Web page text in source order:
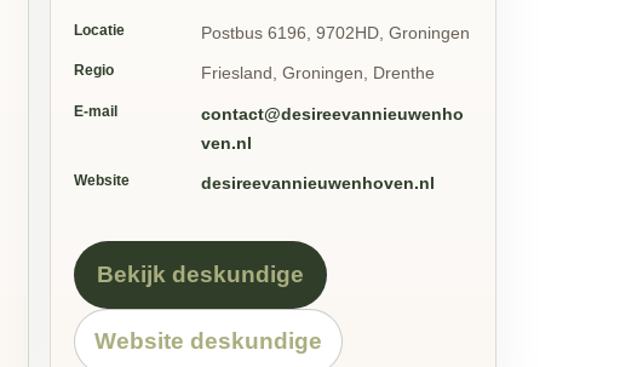
Locatie Postbus 6196, 9702HD, Groningen
Regio Friesland, Groningen, Drenthe
E-mail
contact@desireevannieuwenho
ven.nl
Website desireevannieuwenhoven.nl
Bekijk deskundige
Website deskundige